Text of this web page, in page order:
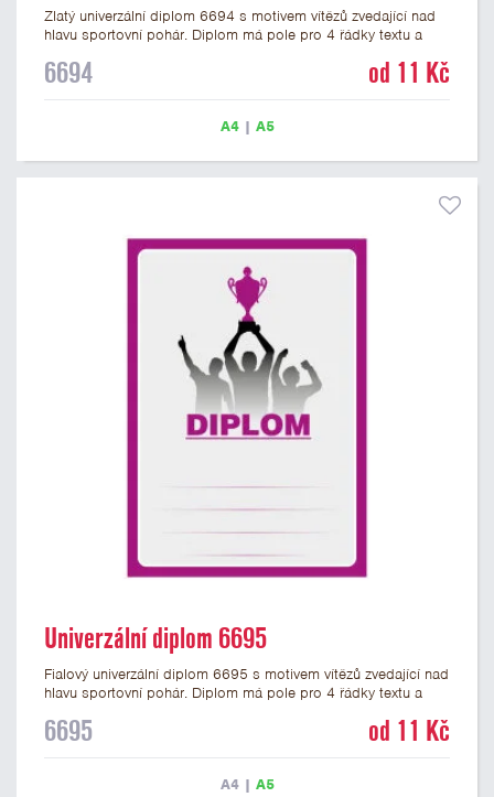
Zlatý univerzální diplom 6694 s motivem vítězů zvedající nad
hlavu sportovní pohár. Diplom má pole pro 4 řádky textu a
formátu A4 a A5. Tento univerzální diplom je vhodný pro
motivem vítězů s pohárem má gramáž 250 g/m2.
6694 od 11 Kč
A4| A5
Univerzální diplom 6695
Fialový univerzální diplom 6695 s motivem vítězů zvedající nad
hlavu sportovní pohár. Diplom má pole pro 4 řádky textu a
formátu A4 a A5. Tento univerzální diplom je vhodný pro
motivem vítězů s pohárem má gramáž 250 g/m2.
6695 od 11 Kč
A4| A5